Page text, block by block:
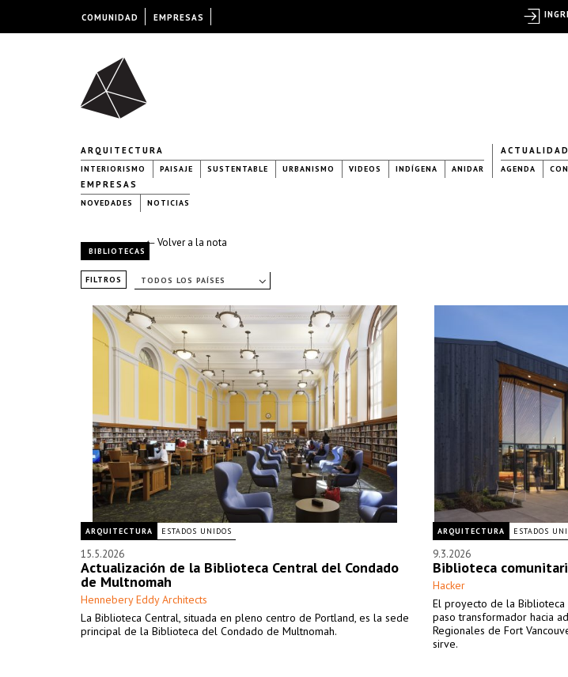
ARQUITECTURA
INTERIORISMO PAISAJE SUSTENTABLE URBANISMO VIDEOS INDÍGENA ANIDAR
ACTUALIDAD
AGENDA
EMPRESAS
NOVEDADES NOTICIAS
← Volver a la nota
BIBLIOTECAS
FILTROS TODOS LOS PAÍSES
ARQUITECTURA ESTADOS UNIDOS
15.5.2026
Actualización de la Biblioteca Central del Condado
de Multnomah
Hennebery Eddy Architects
La Biblioteca Central, situada en pleno centro de Portland, es la sede
principal de la Biblioteca del Condado de Multnomah.
ARQUITECTURA ESTADOS
9.3.2026
Biblioteca
Hacker
El proyecto de la Biblioteca
paso transformador hacia
Regionales de Fort
sirve.
COMUNIDAD EMPRESAS